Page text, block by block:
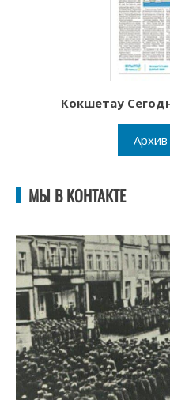
Кокшетау
МЫ В КОНТАКТЕ